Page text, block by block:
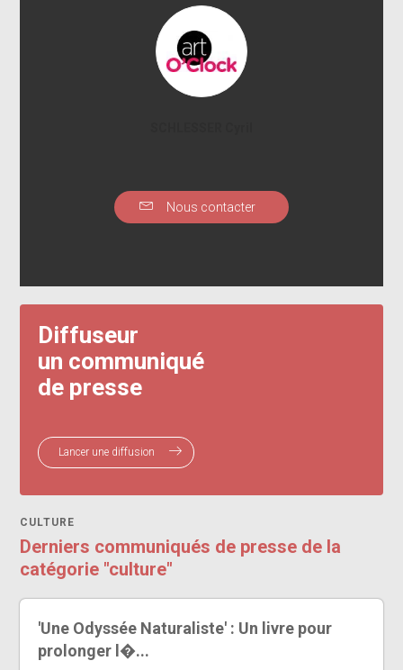
Nous contacter
Diffuseur
un communiqué
de presse
Lancer une diffusion
CULTURE
Derniers communiqués de presse de la
catégorie "culture"
'Une Odyssée Naturaliste' : Un livre pour
prolonger l�...